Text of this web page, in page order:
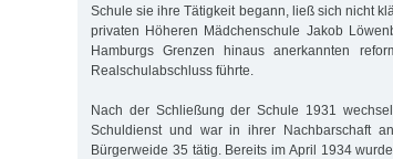
Schule sie ihre Tätigkeit begann, ließ sich nicht
privaten Höheren Mädchenschule Jakob
Hamburgs Grenzen hinaus anerkannten
Realschulabschluss führte.
Nach der Schließung der Schule 1931
Schuldienst und war in ihrer Nachbarschaft
Bürgerweide 35 tätig. Bereits im April 1934